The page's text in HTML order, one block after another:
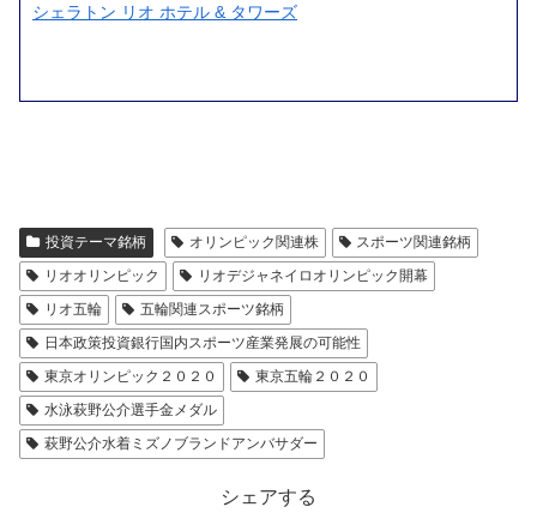
シェラトン リオ ホテル & タワーズ
投資テーマ銘柄 オリンピック関連株
スポーツ関連銘柄
リオオリンピック
リオデジャネイロオリンピック開幕
リオ五輪
五輪関連スポーツ銘柄
日本政策投資銀行国内スポーツ産業発展の可能性
東京オリンピック２０２０
東京五輪２０２０
水泳萩野公介選手金メダル
萩野公介水着ミズノブランドアンバサダー
シェアする